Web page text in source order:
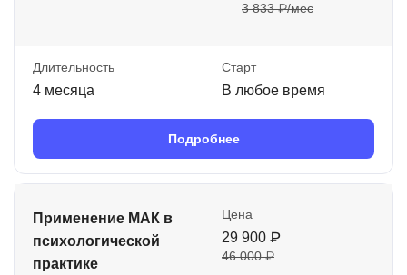
3 833 ₽/мес
Длительность
4 месяца
Старт
В любое время
Подробнее
Применение МАК в
психологической
практике
Цена
29 900 ₽
46 000 ₽